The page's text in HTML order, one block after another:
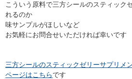
こういう原料で三方シールのスティック
れるのか
味サンプルがほしいなど
お気軽にお問合せいただければ幸いです
三方シールのスティックゼリーサプリメ
ページはこちらです